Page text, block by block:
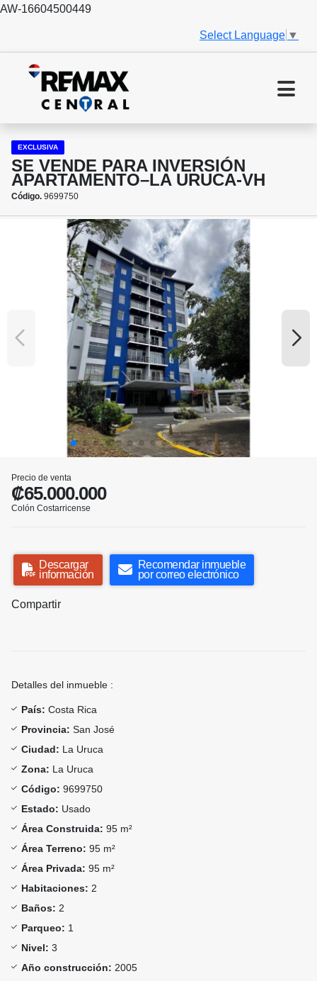
AW-16604500449
Select Language ▼
EXCLUSIVA
SE VENDE PARA INVERSIÓN
APARTAMENTO–LA URUCA-VH
Código. 9699750
Precio de venta
₡65.000.000
Colón Costarricense
Descargar
información
Recomendar inmueble
por correo electrónico
Compartir
Detalles del inmueble :
País: Costa Rica
Provincia: San José
Ciudad: La Uruca
Zona: La Uruca
Código: 9699750
Estado: Usado
Área Construida: 95 m²
Área Terreno: 95 m²
Área Privada: 95 m²
Habitaciones: 2
Baños: 2
Parqueo: 1
Nivel: 3
Año construcción: 2005